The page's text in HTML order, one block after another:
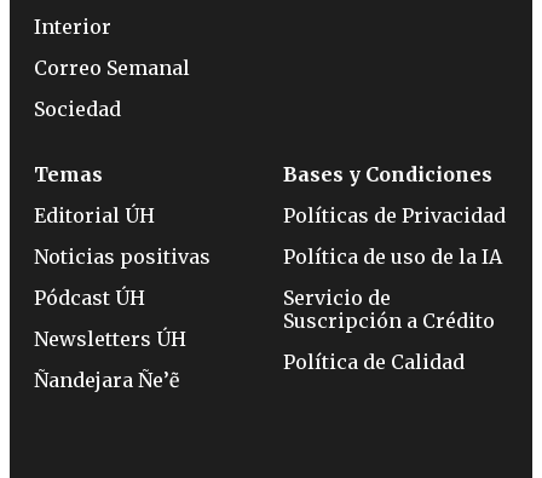
Interior
Correo Semanal
Sociedad
Temas
Editorial ÚH
Noticias positivas
Pódcast ÚH
Newsletters ÚH
Ñandejara Ñe’ẽ
Bases y Condiciones
Políticas de Privacidad
Política de uso de la IA
Servicio de
Suscripción a Crédito
Política de Calidad